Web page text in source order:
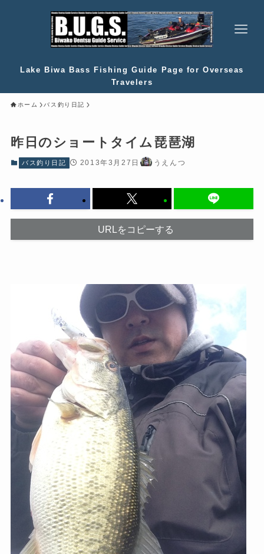
Lake Biwa Bass Fishing Guide Page for Overseas
Travelers
ホーム バス釣り日記
昨日のショートタイム琵琶湖
バス釣り日記 2013年3月27日 うえんつ
URLをコピーする